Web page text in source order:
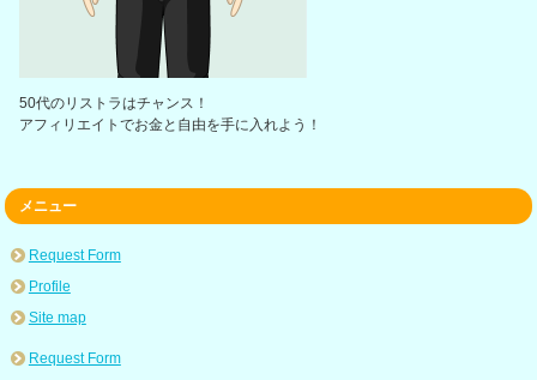
50代のリストラはチャンス！
アフィリエイトでお金と自由を手に入れよう！
メニュー
Request Form
Profile
Site map
Request Form